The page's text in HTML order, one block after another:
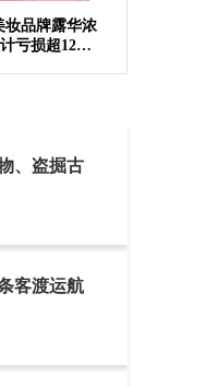
妆品牌露华浓
亏损超12亿
、盗掘古
客渡运航